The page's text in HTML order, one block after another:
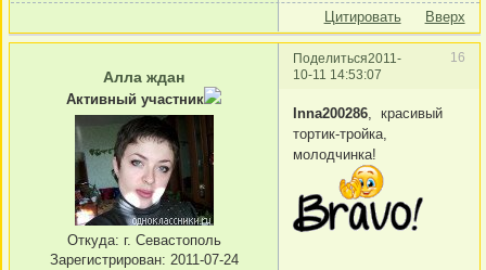
Цитировать Вверх
Поделиться 16
2011-
10-11 14:53:07
Алла ждан
Активный участник
Откуда: г. Севастополь
Зарегистрирован: 2011-07-24
Inna200286 , красивый
тортик-тройка,
молодчинка!